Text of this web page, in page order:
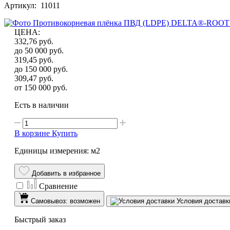
Артикул: 11011
ЦЕНА:
332,76 руб.
до 50 000 руб.
319,45 руб.
до 150 000 руб.
309,47 руб.
от 150 000 руб.
Есть в наличии
В корзине Купить
Единицы измерения: м2
Добавить в избранное
Сравнение
Самовывоз: возможен Условия
Быстрый заказ